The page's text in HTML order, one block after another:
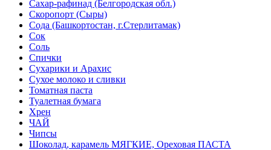
Сахар-рафинад (Белгородская обл.)
Скоропорт (Сыры)
Сода (Башкортостан, г.Стерлитамак)
Сок
Соль
Спички
Сухарики и Арахис
Сухое молоко и сливки
Томатная паста
Туалетная бумага
Хрен
ЧАЙ
Чипсы
Шоколад, карамель МЯГКИЕ, Ореховая ПАСТА